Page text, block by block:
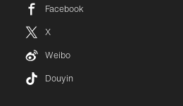
Accéder
au
contenu
principal
au bas
Facebook
X
Weibo
Douyin